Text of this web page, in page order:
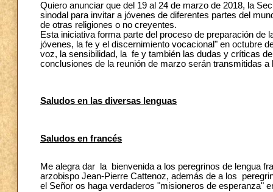
Quiero anunciar que del 19 al 24 de marzo de 2018, la
sinodal para invitar a jóvenes de diferentes partes del
de otras religiones o no creyentes.
Esta iniciativa forma parte del proceso de preparación
jóvenes, la fe y el discernimiento vocacional" en octubre
voz, la sensibilidad, la fe y también las dudas y críticas
conclusiones de la reunión de marzo serán transmitidas a
Saludos en las diversas lenguas
Saludos en francés
Me alegra dar la bienvenida a los peregrinos de lengua
arzobispo Jean-Pierre Cattenoz, además de a los
el Señor os haga verdaderos "misioneros de esperanza"